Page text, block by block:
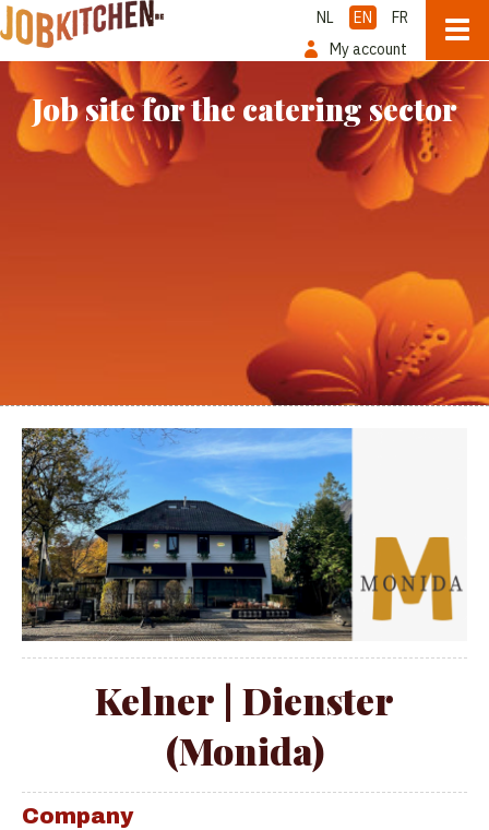
NL EN
FR
My account
Job site for the catering sector
Kelner | Dienster
(Monida)
Company